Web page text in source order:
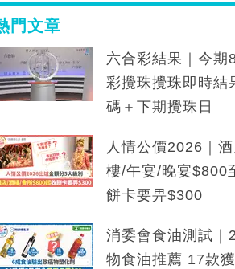
門文章
六合彩結果｜今期
彩攪珠攪珠即時結
碼＋下期攪珠日
人情公價2026｜
樓/午宴/晚宴$800
餅卡要畀$300
消委會食油測試｜
物食油推薦 17款